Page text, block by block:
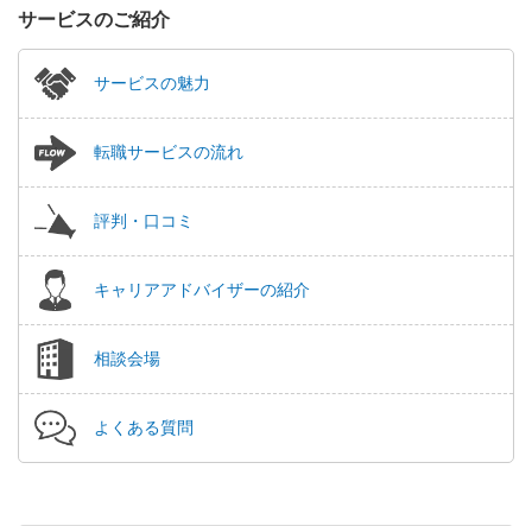
サービスのご紹介
サービスの魅力
転職サービスの流れ
評判・口コミ
キャリアアドバイザーの紹介
相談会場
よくある質問